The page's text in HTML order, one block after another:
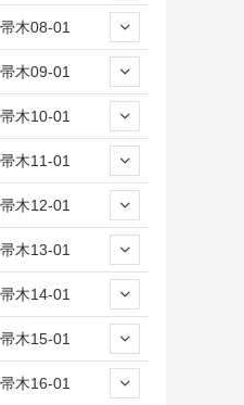
木08-01
木09-01
木10-01
木11-01
木12-01
木13-01
木14-01
木15-01
木16-01